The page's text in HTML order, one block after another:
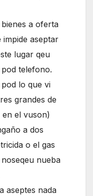
a oferta
impide aseptar
lugar qeu
telefono.
lo que vi
grandes de
en el vuson)
a dos
o el gas
nueba
aseptes nada